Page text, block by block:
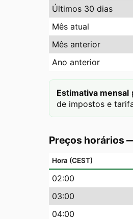
Últimos 30 dias
Mês atual
Mês anterior
Ano anterior
Estimativa mensal
de impostos e
Preços horários
Hora (CEST)
02:00
03:00
04:00